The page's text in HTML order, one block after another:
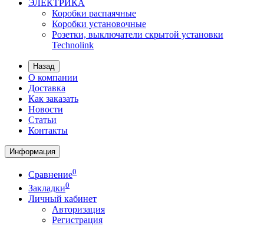
ЭЛЕКТРИКА
Коробки распаячные
Коробки установочные
Розетки, выключатели скрытой установки
Technolink
Назад
О компании
Доставка
Как заказать
Новости
Статьи
Контакты
Информация
Сравнение0
Закладки0
Личный кабинет
Авторизация
Регистрация